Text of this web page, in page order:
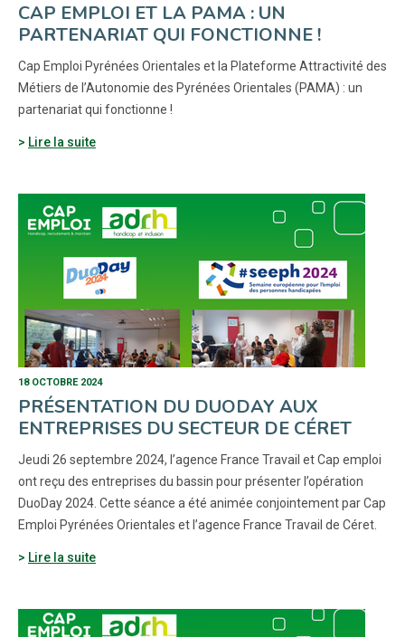
CAP EMPLOI ET LA PAMA : UN
PARTENARIAT QUI FONCTIONNE !
Cap Emploi Pyrénées Orientales et la Plateforme Attractivité des
Métiers de l’Autonomie des Pyrénées Orientales (PAMA) : un
partenariat qui fonctionne !
Lire la suite
18 OCTOBRE 2024
PRÉSENTATION DU DUODAY AUX
ENTREPRISES DU SECTEUR DE CÉRET
Jeudi 26 septembre 2024, l’agence France Travail et Cap emploi
ont reçu des entreprises du bassin pour présenter l’opération
DuoDay 2024. Cette séance a été animée conjointement par Cap
Emploi Pyrénées Orientales et l’agence France Travail de Céret.
Lire la suite